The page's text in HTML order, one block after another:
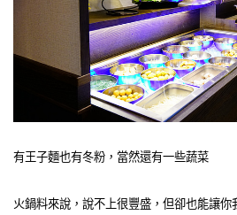
有王子麵也有冬粉，當然還有一些蔬菜
火鍋料來說，說不上很豐盛，但卻也能讓你